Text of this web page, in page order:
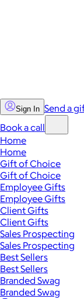
Sign In Send a
Book a call
Home
Home
Gift of Choice
Gift of Choice
Employee Gifts
Employee Gifts
Client Gifts
Client Gifts
Sales Prospecting
Sales Prospecting
Best Sellers
Best Sellers
Branded Swag
Branded Swag